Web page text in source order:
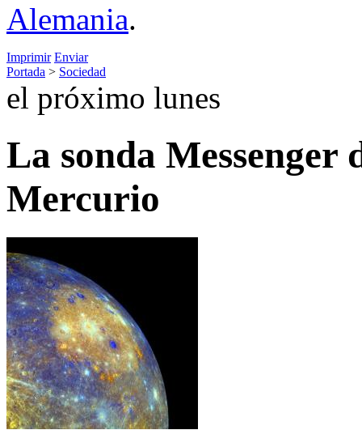
Alemania.
Imprimir Enviar
Portada > Sociedad
el próximo lunes
La sonda Messenger
Mercurio